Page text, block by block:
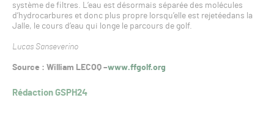
système de filtres. L’eau est désormais séparée des molécules
d’hydrocarbures et donc plus propre lorsqu’elle est rejetéedans la
Jalle, le cours d’eau qui longe le parcours de golf.
Lucas Sanseverino
Source : William LECOQ –www.ffgolf.org
Rédaction GSPH24